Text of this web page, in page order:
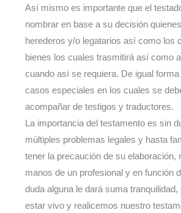
Así mismo es importante que el
nombrar en base a su decisión
herederos y/o legatarios así como los
bienes los cuales trasmitirá así como
cuando así se requiera. De igual
casos especiales en los cuales se
acompañar de testigos y traductores.
La importancia del testamento es sin
múltiples problemas legales y hasta
tener la precaución de su elaboración,
manos de un profesional y en función
duda alguna le dará suma tranquilidad,
estar vivo y realicemos nuestro